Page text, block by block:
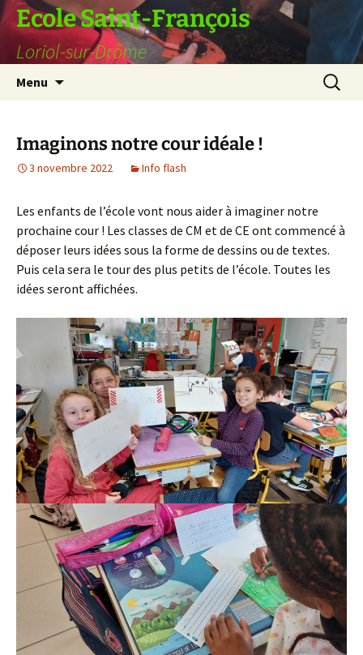
Ecole Saint-François
Loriol-sur-Drôme
Menu
Imaginons notre cour idéale !
3 novembre 2022 Info flash
Les enfants de l’école vont nous aider à imaginer notre
prochaine cour ! Les classes de CM et de CE ont commencé à
déposer leurs idées sous la forme de dessins ou de textes.
Puis cela sera le tour des plus petits de l’école. Toutes les
idées seront affichées.